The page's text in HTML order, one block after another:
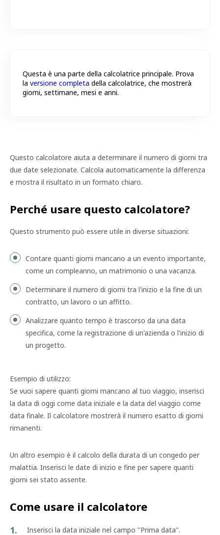
Questa è una parte della calcolatrice principale. Prova
la versione completa della calcolatrice, che mostrerà
giorni, settimane, mesi e anni.
Questo calcolatore aiuta a determinare il numero di giorni tra
due date selezionate. Calcola automaticamente la differenza
e mostra il risultato in un formato chiaro.
Perché usare questo calcolatore?
Questo strumento può essere utile in diverse situazioni:
Contare quanti giorni mancano a un evento importante,
come un compleanno, un matrimonio o una vacanza.
Determinare il numero di giorni tra l'inizio e la fine di un
contratto, un lavoro o un affitto.
Analizzare quanto tempo è trascorso da una data
specifica, come la registrazione di un'azienda o l'inizio di
un progetto.
Esempio di utilizzo:
Se vuoi sapere quanti giorni mancano al tuo viaggio, inserisci
la data di oggi come data iniziale e la data del viaggio come
data finale. Il calcolatore mostrerà il numero esatto di giorni
rimanenti.
Un altro esempio è il calcolo della durata di un congedo per
malattia. Inserisci le date di inizio e fine per sapere quanti
giorni sei stato assente.
Come usare il calcolatore
Inserisci la data iniziale nel campo "Prima data".